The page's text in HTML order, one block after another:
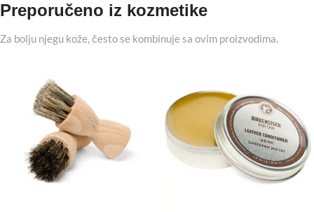
Preporučeno iz kozmetike
Za bolju njegu kože, često se kombinuje sa ovim proizvodima.